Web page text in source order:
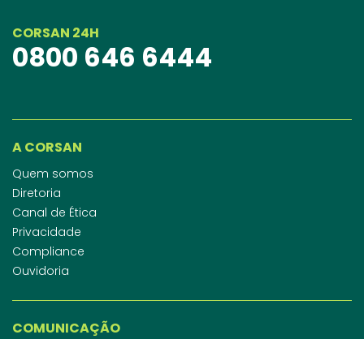
CORSAN 24H
0800 646 6444
A CORSAN
Quem somos
Diretoria
Canal de Ética
Privacidade
Compliance
Ouvidoria
COMUNICAÇÃO